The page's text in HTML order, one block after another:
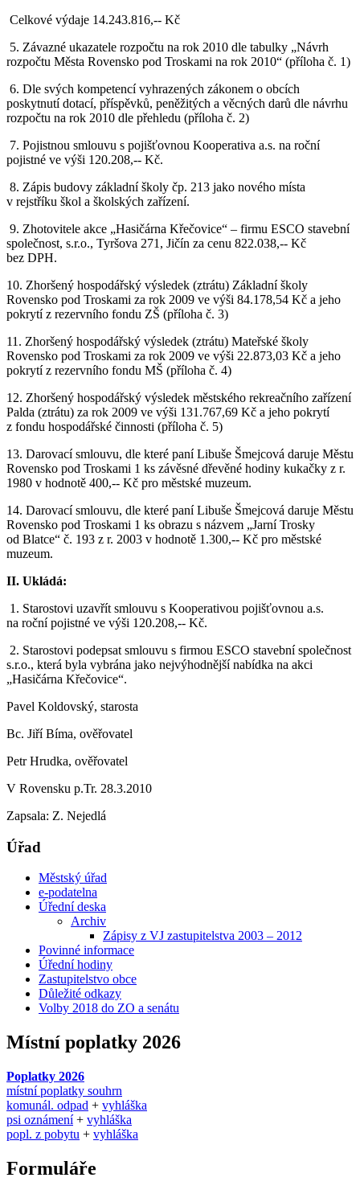
Celkové výdaje 14.243.816,-- Kč
5. Závazné ukazatele rozpočtu na rok 2010 dle tabulky „Návrh
rozpočtu Města Rovensko pod Troskami na rok 2010“ (příloha č. 1)
6. Dle svých kompetencí vyhrazených zákonem o obcích
poskytnutí dotací, příspěvků, peněžitých a věcných darů dle návrhu
rozpočtu na rok 2010 dle přehledu (příloha č. 2)
7. Pojistnou smlouvu s pojišťovnou Kooperativa a.s. na roční
pojistné ve výši 120.208,-- Kč.
8. Zápis budovy základní školy čp. 213 jako nového místa
v rejstříku škol a školských zařízení.
9. Zhotovitele akce „Hasičárna Křečovice“ – firmu ESCO stavební
společnost, s.r.o., Tyršova 271, Jičín za cenu 822.038,-- Kč
bez DPH.
10. Zhoršený hospodářský výsledek (ztrátu) Základní školy
Rovensko pod Troskami za rok 2009 ve výši 84.178,54 Kč a jeho
pokrytí z rezervního fondu ZŠ (příloha č. 3)
11. Zhoršený hospodářský výsledek (ztrátu) Mateřské školy
Rovensko pod Troskami za rok 2009 ve výši 22.873,03 Kč a jeho
pokrytí z rezervního fondu MŠ (příloha č. 4)
12. Zhoršený hospodářský výsledek městského rekreačního zařízení
Palda (ztrátu) za rok 2009 ve výši 131.767,69 Kč a jeho pokrytí
z fondu hospodářské činnosti (příloha č. 5)
13. Darovací smlouvu, dle které paní Libuše Šmejcová daruje Městu
Rovensko pod Troskami 1 ks závěsné dřevěné hodiny kukačky z r.
1980 v hodnotě 400,-- Kč pro městské muzeum.
14. Darovací smlouvu, dle které paní Libuše Šmejcová daruje Městu
Rovensko pod Troskami 1 ks obrazu s názvem „Jarní Trosky
od Blatce“ č. 193 z r. 2003 v hodnotě 1.300,-- Kč pro městské
muzeum.
II. Ukládá:
1. Starostovi uzavřít smlouvu s Kooperativou pojišťovnou a.s.
na roční pojistné ve výši 120.208,-- Kč.
2. Starostovi podepsat smlouvu s firmou ESCO stavební společnost
s.r.o., která byla vybrána jako nejvýhodnější nabídka na akci
„Hasičárna Křečovice“.
Pavel Koldovský, starosta
Bc. Jiří Bíma, ověřovatel
Petr Hrudka, ověřovatel
V Rovensku p.Tr. 28.3.2010
Zapsala: Z. Nejedlá
Úřad
Městský úřad
e-podatelna
Úřední deska
Archiv
Zápisy z VJ zastupitelstva 2003 – 2012
Povinné informace
Úřední hodiny
Zastupitelstvo obce
Důležité odkazy
Volby 2018 do ZO a senátu
Místní poplatky 2026
Poplatky 2026
místní poplatky souhrn
komunál. odpad + vyhláška
psi oznámení + vyhláška
popl. z pobytu + vyhláška
Formuláře